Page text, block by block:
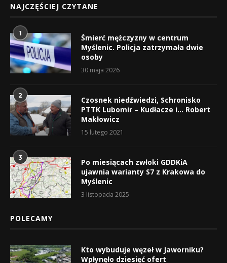
NAJCZĘŚCIEJ CZYTANE
1
Śmierć mężczyzny w centrum
Myślenic. Policja zatrzymała dwie
osoby
30 maja 2026
2
Czosnek niedźwiedzi, Schronisko
PTTK Lubomir – Kudłacze i… Robert
Makłowicz
15 lutego 2021
3
Po miesiącach zwłoki GDDKiA
ujawnia warianty S7 z Krakowa do
Myślenic
3 listopada 2025
POLECAMY
Kto wybuduje węzeł w Jaworniku?
Wpłynęło dziesięć ofert